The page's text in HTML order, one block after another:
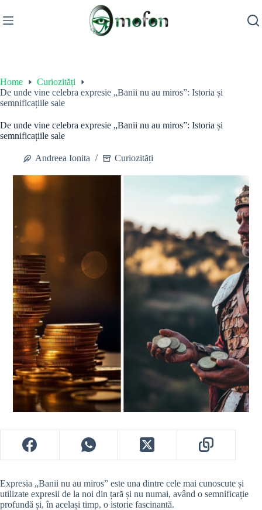
to
content
Home
Curiozități
De unde vine celebra expresie „Banii nu au miros”: Istoria și
semnificațiile sale
De unde vine celebra expresie „Banii nu au miros”: Istoria și
semnificațiile sale
Andreea Ionita Curiozități
Expresia „Banii nu au miros” este una dintre cele mai cunoscute și
utilizate expresii de la noi din țară și nu numai, având o semnificație
profundă și, în același timp, o istorie fascinantă.